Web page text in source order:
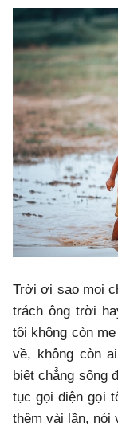
Trời ơi sao mọi
trách ông trời
tôi không còn
về, không còn
biết chẳng sống
tục gọi điện gọi
thêm vài lần,